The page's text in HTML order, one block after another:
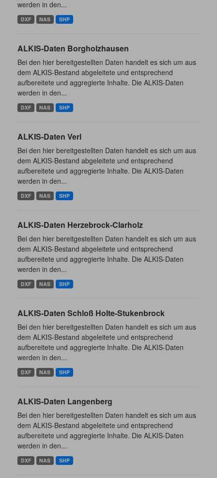
werden in den...
DXF NAS SHP
ALKIS-Daten Borgholzhausen
Bei den hier bereitgestellten Daten handelt es sich um aus
dem ALKIS-Bestand abgeleitete und entsprechend
aufbereitete und aggregierte Inhalte. Die ALKIS-Daten
werden in den...
DXF NAS SHP
ALKIS-Daten Verl
Bei den hier bereitgestellten Daten handelt es sich um aus
dem ALKIS-Bestand abgeleitete und entsprechend
aufbereitete und aggregierte Inhalte. Die ALKIS-Daten
werden in den...
DXF NAS SHP
ALKIS-Daten Herzebrock-Clarholz
Bei den hier bereitgestellten Daten handelt es sich um aus
dem ALKIS-Bestand abgeleitete und entsprechend
aufbereitete und aggregierte Inhalte. Die ALKIS-Daten
werden in den...
DXF NAS SHP
ALKIS-Daten Schloß Holte-Stukenbrock
Bei den hier bereitgestellten Daten handelt es sich um aus
dem ALKIS-Bestand abgeleitete und entsprechend
aufbereitete und aggregierte Inhalte. Die ALKIS-Daten
werden in den...
DXF NAS SHP
ALKIS-Daten Langenberg
Bei den hier bereitgestellten Daten handelt es sich um aus
dem ALKIS-Bestand abgeleitete und entsprechend
aufbereitete und aggregierte Inhalte. Die ALKIS-Daten
werden in den...
DXF NAS SHP